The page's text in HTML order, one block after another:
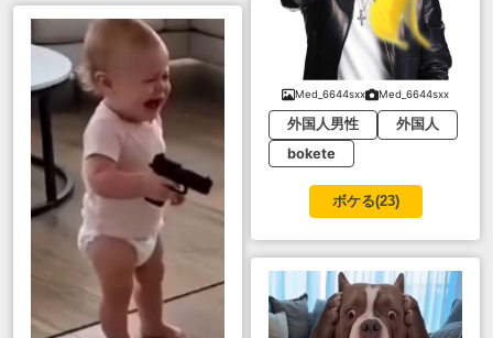
Med_6644sxx Med_6644sxx
外国人男性
外国人
bokete
ボケる(23)